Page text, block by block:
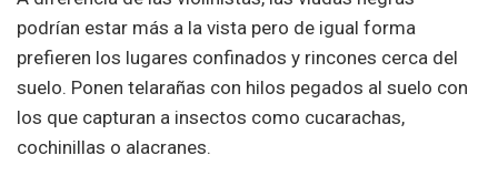
podrían estar más a la vista pero de igual forma
prefieren los lugares confinados y rincones cerca del
suelo. Ponen telarañas con hilos pegados al suelo con
los que capturan a insectos como cucarachas,
cochinillas o alacranes.